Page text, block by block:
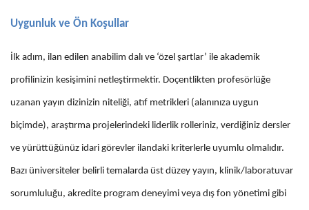
Uygunluk ve Ön Koşullar
İlk adım, ilan edilen anabilim dalı ve ‘özel şartlar’ ile akademik
profilinizin kesişimini netleştirmektir. Doçentlikten profesörlüğe
uzanan yayın dizinizin niteliği, atıf metrikleri (alanınıza uygun
biçimde), araştırma projelerindeki liderlik rolleriniz, verdiğiniz dersler
ve yürüttüğünüz idari görevler ilandaki kriterlerle uyumlu olmalıdır.
Bazı üniversiteler belirli temalarda üst düzey yayın, klinik/laboratuvar
sorumluluğu, akredite program deneyimi veya dış fon yönetimi gibi